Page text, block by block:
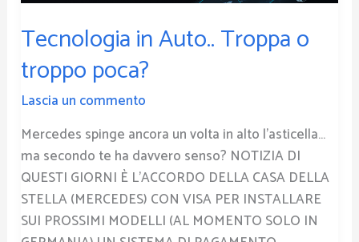
Tecnologia in Auto.. Troppa o
troppo poca?
Lascia un commento
Mercedes spinge ancora un volta in alto l’asticella…
ma secondo te ha davvero senso? NOTIZIA DI
QUESTI GIORNI È L’ACCORDO DELLA CASA DELLA
STELLA (MERCEDES) CON VISA PER INSTALLARE
SUI PROSSIMI MODELLI (AL MOMENTO SOLO IN